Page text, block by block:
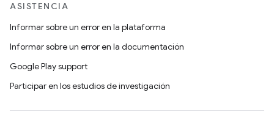
ASISTENCIA
Informar sobre un error en la plataforma
Informar sobre un error en la documentación
Google Play support
Participar en los estudios de investigación